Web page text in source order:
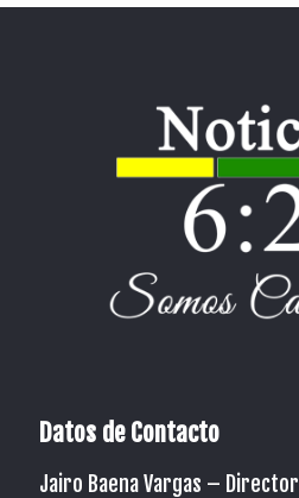
Datos de Contacto
Jairo Baena Vargas – Director